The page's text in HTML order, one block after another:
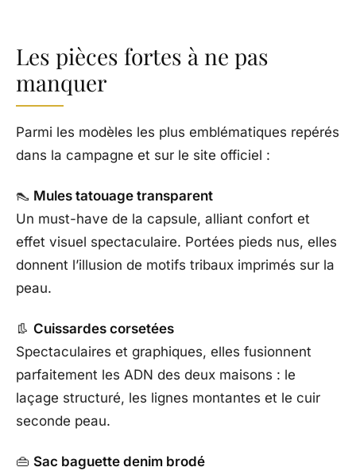
Les pièces fortes à ne pas
manquer
Parmi les modèles les plus emblématiques repérés
dans la campagne et sur le site officiel :
👠 Mules tatouage transparent
Un must-have de la capsule, alliant confort et
effet visuel spectaculaire. Portées pieds nus, elles
donnent l’illusion de motifs tribaux imprimés sur la
peau.
👢 Cuissardes corsetées
Spectaculaires et graphiques, elles fusionnent
parfaitement les ADN des deux maisons : le
laçage structuré, les lignes montantes et le cuir
seconde peau.
👜 Sac baguette denim brodé